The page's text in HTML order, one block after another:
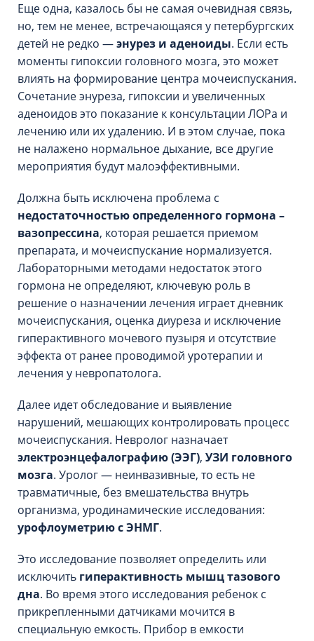
Еще одна, казалось бы не самая очевидная связь,
но, тем не менее, встречающаяся у петербургских
детей не редко —энурез и аденоиды. Если есть
моменты гипоксии головного мозга, это может
влиять на формирование центра мочеиспускания.
Сочетание энуреза, гипоксии и увеличенных
аденоидов это показание к консультации ЛОРа и
лечению или их удалению. И в этом случае, пока
не налажено нормальное дыхание, все другие
мероприятия будут малоэффективными.
Должна быть исключена проблема с
недостаточностью определенного гормона –
вазопрессина, которая решается приемом
препарата, и мочеиспускание нормализуется.
Лабораторными методами недостаток этого
гормона не определяют, ключевую роль в
решение о назначении лечения играет дневник
мочеиспускания, оценка диуреза и исключение
гиперактивного мочевого пузыря и отсутствие
эффекта от ранее проводимой уротерапии и
лечения у невропатолога.
Далее идет обследование и выявление
нарушений, мешающих контролировать процесс
мочеиспускания. Невролог назначает
электроэнцефалографию (ЭЭГ), УЗИ головного
мозга. Уролог — неинвазивные, то есть не
травматичные, без вмешательства внутрь
организма, уродинамические исследования:
урофлоуметрию с ЭНМГ.
Это исследование позволяет определить или
исключить гиперактивность мышц тазового
дна. Во время этого исследования ребенок с
прикрепленными датчиками мочится в
специальную емкость. Прибор в емкости